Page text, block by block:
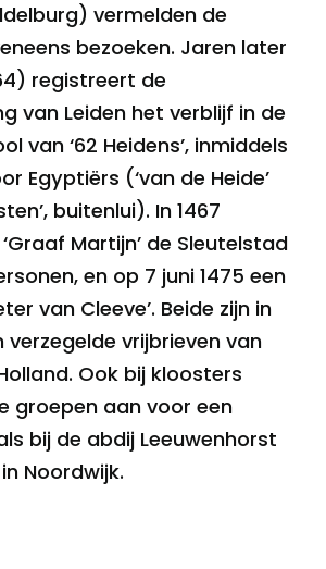
vermelden de
bezoeken. Jaren later
registreert de
van Leiden het verblijf in de
van ‘62 Heidens’, inmiddels
Egyptiërs (‘van de Heide’
buitenlui). In 1467
Martijn’ de Sleutelstad
en op 7 juni 1475 een
van Cleeve’. Beide zijn in
verzegelde vrijbrieven van
Ook bij kloosters
groepen aan voor een
bij de abdij Leeuwenhorst
Noordwijk.